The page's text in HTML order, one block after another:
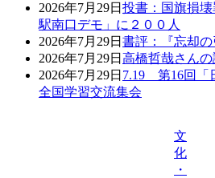
2026年7月29日 投書：国旗損
駅南口デモ」に２００人
2026年7月29日 書評：『忘却の
2026年7月29日 高橋哲哉さんの
2026年7月29日 7.19 第16回「
全国学習交流集会
文
化
・